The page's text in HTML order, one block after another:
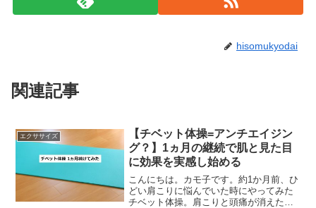
hisomukyodai
関連記事
エクササイズ
【チベット体操=アンチエイジン
グ？】1ヵ月の継続で肌と見た目
に効果を実感し始める
こんにちは。カモ子です。約1か月前、ひ
どい肩こりに悩んでいた時にやってみた
チベット体操。肩こりと頭痛が消えたの